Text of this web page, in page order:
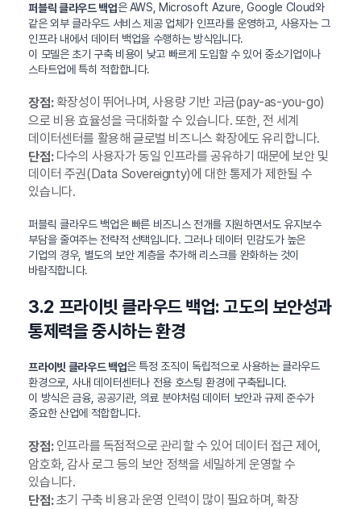
퍼블릭 클라우드 백업은 AWS, Microsoft Azure, Google Cloud와
같은 외부 클라우드 서비스 제공 업체가 인프라를 운영하고, 사용자는 그
인프라 내에서 데이터 백업을 수행하는 방식입니다.
이 모델은 초기 구축 비용이 낮고 빠르게 도입할 수 있어 중소기업이나
스타트업에 특히 적합합니다.
장점:확장성이 뛰어나며, 사용량 기반 과금(pay-as-you-go)
으로 비용 효율성을 극대화할 수 있습니다. 또한, 전 세계
데이터센터를 활용해 글로벌 비즈니스 확장에도 유리합니다.
단점:다수의 사용자가 동일 인프라를 공유하기 때문에 보안 및
데이터 주권(Data Sovereignty)에 대한 통제가 제한될 수
있습니다.
퍼블릭 클라우드 백업은 빠른 비즈니스 전개를 지원하면서도 유지보수
부담을 줄여주는 전략적 선택입니다. 그러나 데이터 민감도가 높은
기업의 경우, 별도의 보안 계층을 추가해 리스크를 완화하는 것이
바람직합니다.
3.2 프라이빗 클라우드 백업: 고도의 보안성과
통제력을 중시하는 환경
프라이빗 클라우드 백업은 특정 조직이 독립적으로 사용하는 클라우드
환경으로, 사내 데이터센터나 전용 호스팅 환경에 구축됩니다.
이 방식은 금융, 공공기관, 의료 분야처럼 데이터 보안과 규제 준수가
중요한 산업에 적합합니다.
장점:인프라를 독점적으로 관리할 수 있어 데이터 접근 제어,
암호화, 감사 로그 등의 보안 정책을 세밀하게 운영할 수
있습니다.
단점:초기 구축 비용과 운영 인력이 많이 필요하며, 확장